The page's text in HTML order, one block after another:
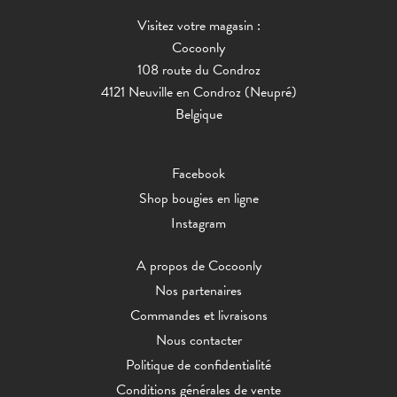
Visitez votre magasin :
Cocoonly
108 route du Condroz
4121 Neuville en Condroz (Neupré)
Belgique
Facebook
Shop bougies en ligne
Instagram
A propos de Cocoonly
Nos partenaires
Commandes et livraisons
Nous contacter
Politique de confidentialité
Conditions générales de vente